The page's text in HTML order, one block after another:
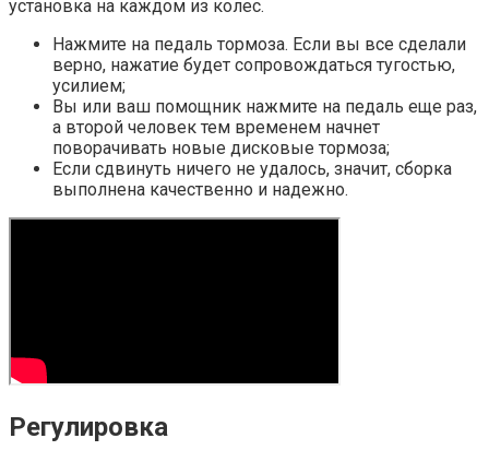
установка на каждом из колес.
Нажмите на педаль тормоза. Если вы все сделали
верно, нажатие будет сопровождаться тугостью,
усилием;
Вы или ваш помощник нажмите на педаль еще раз,
а второй человек тем временем начнет
поворачивать новые дисковые тормоза;
Если сдвинуть ничего не удалось, значит, сборка
выполнена качественно и надежно.
Регулировка